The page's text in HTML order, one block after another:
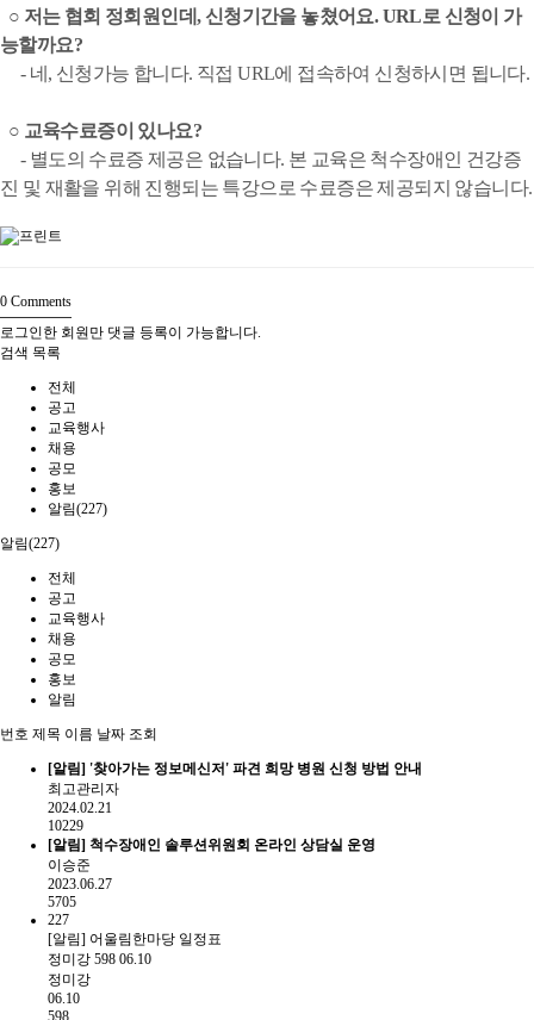
○ 저는 협회 정회원인데, 신청기간을 놓쳤어요. URL로 신청이 가
능할까요?
- 네, 신청가능 합니다. 직접 URL에 접속하여 신청하시면 됩니다.
○ 교육수료증이 있나요?
- 별도의 수료증 제공은 없습니다. 본 교육은 척수장애인 건강증
진 및 재활을 위해 진행되는 특강으로 수료증은 제공되지 않습니다.
0 Comments
로그인한 회원만 댓글 등록이 가능합니다.
검색 목록
전체
공고
교육행사
채용
공모
홍보
알림(227)
알림(227)
전체
공고
교육행사
채용
공모
홍보
알림
번호 제목 이름 날짜 조회
[알림] '찾아가는 정보메신저' 파견 희망 병원 신청 방법 안내
최고관리자
2024.02.21
10229
[알림] 척수장애인 솔루션위원회 온라인 상담실 운영
이승준
2023.06.27
5705
227
[알림] 어울림한마당 일정표
정미강 598 06.10
정미강
06.10
598